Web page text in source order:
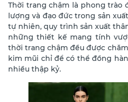
Thời trang chậm là phong trào
lượng và đạo đức trong sản
tự nhiên, quy trình sản xuất
những thiết kế mang tính
thời trang chậm đều được
kim mũi chỉ để có thể đồng
nhiều thập kỷ.